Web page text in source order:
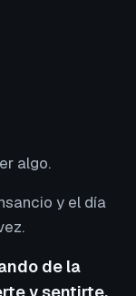
algo.
y el día
de la